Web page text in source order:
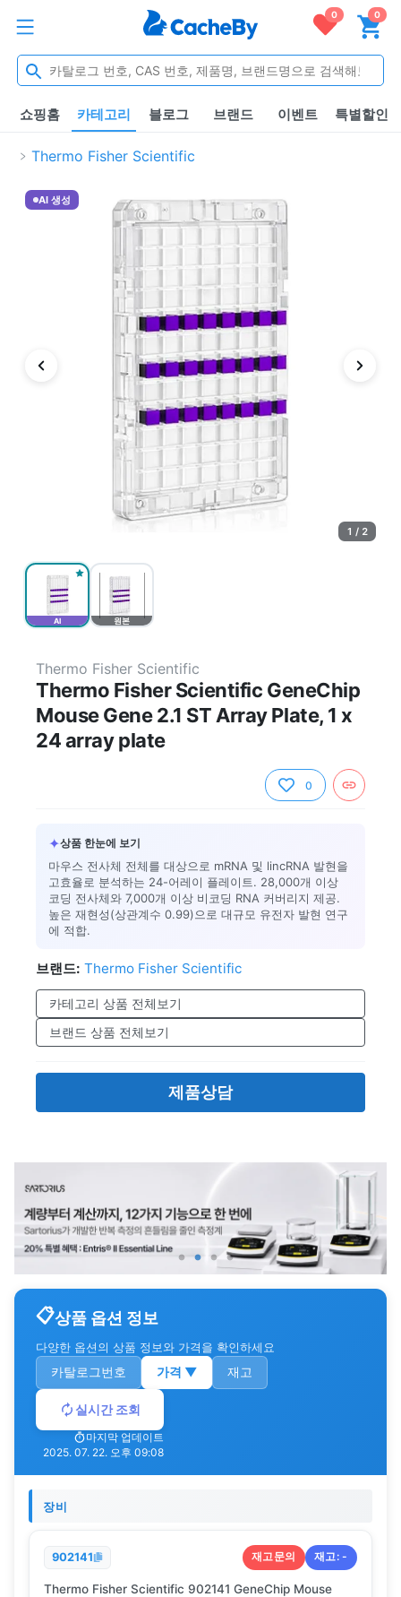
0 0
쇼핑홈 카테고리 블로그 브랜드 이벤트 특별할인
Thermo Fisher Scientific
AI 원본
AI 생성
1 / 2
Thermo Fisher Scientific
Thermo Fisher Scientific GeneChip
Mouse Gene 2.1 ST Array Plate, 1 x
24 array plate
0
✦상품 한눈에 보기
마우스 전사체 전체를 대상으로 mRNA 및 lincRNA 발현을
고효율로 분석하는 24-어레이 플레이트. 28,000개 이상
코딩 전사체와 7,000개 이상 비코딩 RNA 커버리지 제공.
높은 재현성(상관계수 0.99)으로 대규모 유전자 발현 연구
에 적합.
브랜드: Thermo Fisher Scientific
카테고리 상품 전체보기
브랜드 상품 전체보기
제품상담
상품 옵션 정보
다양한 옵션의 상품 정보와 가격을 확인하세요
카탈로그번호 가격 ▼ 재고
실시간 조회
마지막 업데이트
2025. 07. 22. 오후 09:08
장비
902141 재고문의 재고:-
Thermo Fisher Scientific 902141 GeneChip Mouse